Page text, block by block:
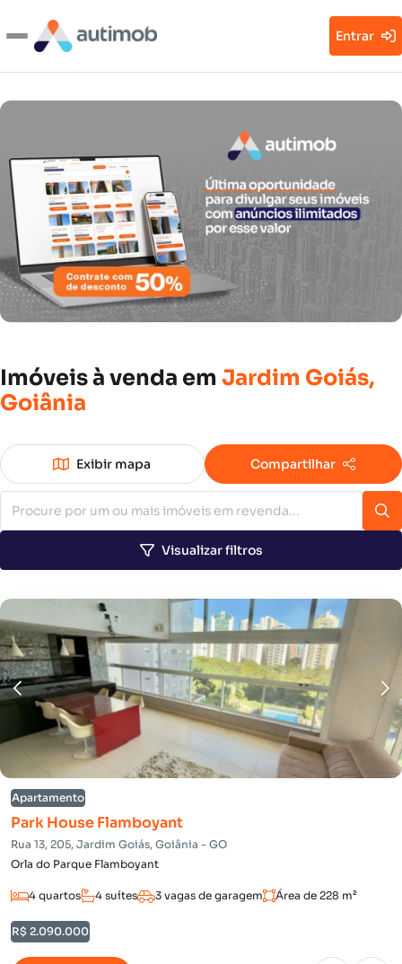
Entrar
Imóveisà venda em Jardim Goiás,
Goiânia
Exibir mapa Compartilhar
Visualizar filtros
Apartamento
Park House Flamboyant
Rua 13, 205, Jardim Goiás, Goiânia - GO
Orla do Parque Flamboyant
4 quartos 4 suítes 3 vagas de garagem Área de 228 m²
R$ 2.090.000